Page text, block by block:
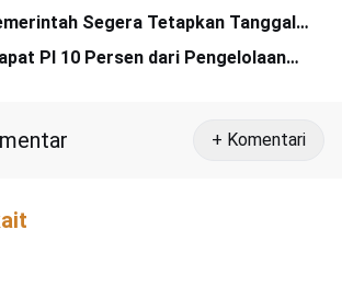
Segera Tetapkan Tanggal
PI 10 Persen dari Pengelolaan
+ Komentari